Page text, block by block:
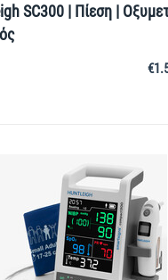
SC300 | Πίεση |
€